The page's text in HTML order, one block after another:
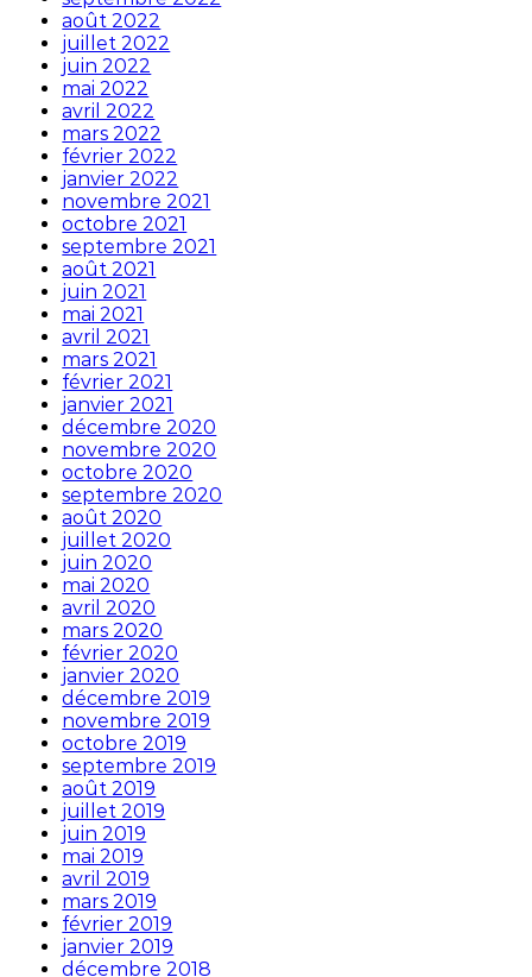
août 2022
juillet 2022
juin 2022
mai 2022
avril 2022
mars 2022
février 2022
janvier 2022
novembre 2021
octobre 2021
septembre 2021
août 2021
juin 2021
mai 2021
avril 2021
mars 2021
février 2021
janvier 2021
décembre 2020
novembre 2020
octobre 2020
septembre 2020
août 2020
juillet 2020
juin 2020
mai 2020
avril 2020
mars 2020
février 2020
janvier 2020
décembre 2019
novembre 2019
octobre 2019
septembre 2019
août 2019
juillet 2019
juin 2019
mai 2019
avril 2019
mars 2019
février 2019
janvier 2019
décembre 2018